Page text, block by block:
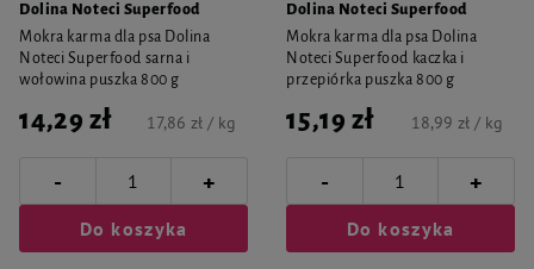
Dolina Noteci Superfood
Mokra karma dla psa Dolina
Noteci Superfood sarna i
wołowina puszka 800 g
14,29 zł 17,86 zł / kg
- +
Do koszyka
Dolina Noteci Superfood
Mokra karma dla psa Dolina
Noteci Superfood kaczka i
przepiórka puszka 800 g
15,19 zł 18,99 zł / kg
- +
Do koszyka